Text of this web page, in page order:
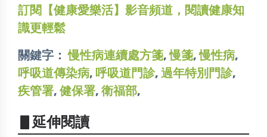
訂閱【健康愛樂活】影音頻道，閱讀健康知
識更輕鬆
關鍵字：慢性病連續處方箋,慢箋,慢性病,
呼吸道傳染病, 呼吸道門診, 過年特別門診,
疾管署, 健保署, 衛福部,
▋延伸閱讀